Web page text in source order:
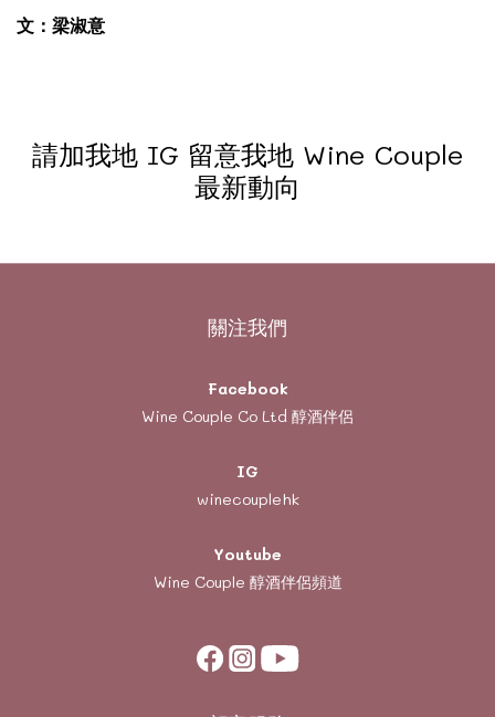
文：梁淑意
請加我地 IG 留意我地 Wine Couple
最新動向
關注我們
Facebook
Wine Couple Co Ltd 醇酒伴侶
IG
winecouplehk
Youtube
Wine Couple 醇酒伴侶頻道